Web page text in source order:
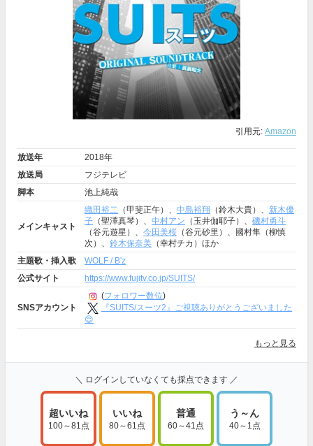
引用元: Amazon
放送年
2018年
放送局
フジテレビ
脚本
池上純哉
メインキャスト
織田裕二 （甲斐正午）、 中島裕翔 （鈴木大貴）、 新木優
子 （聖澤真琴）、 中村アン （玉井伽耶子）、 磯村勇斗
（谷元遊星）、 今田美桜 （谷元砂里）、國村隼（柳慎
次）、 鈴木保奈美 （幸村チカ）ほか
主題歌・挿入歌
WOLF / B'z
公式サイト
https://www.fujitv.co.jp/SUITS/
SNSアカウント
(フォロワー数位)
『SUITS/スーツ2』ご視聴ありがとうございました
😌
もっと見る
＼ ログインしていなくても採点できます ／
超いいね
100～81点
いいね
80～61点
普通
60～41点
う～ん
40～1点